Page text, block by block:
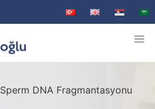
Sperm DNA Fragmantasyonu